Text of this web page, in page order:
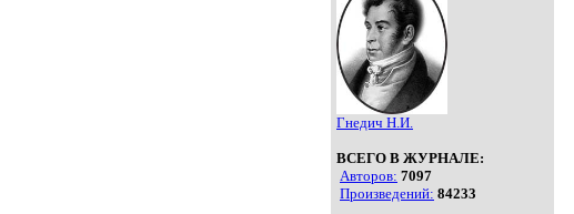
Гнедич Н.И.
ВСЕГО В ЖУРНАЛЕ:
Авторов: 7097
Произведений: 84233